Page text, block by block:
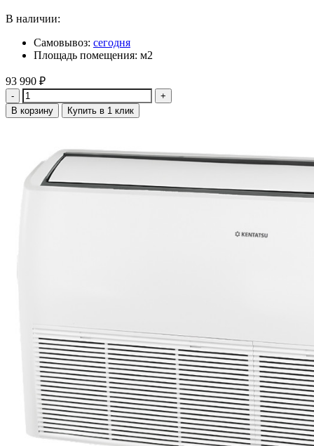
В наличии:
Самовывоз: сегодня
Площадь помещения: м2
93 990 ₽
Количество
В корзину Купить в 1 клик